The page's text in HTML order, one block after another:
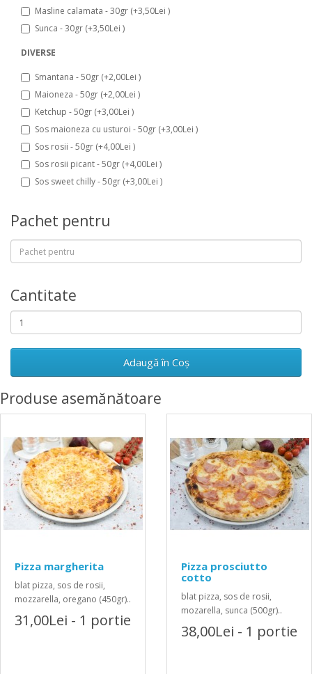
Masline calamata - 30gr (+3,50Lei )
Sunca - 30gr (+3,50Lei )
DIVERSE
Smantana - 50gr (+2,00Lei )
Maioneza - 50gr (+2,00Lei )
Ketchup - 50gr (+3,00Lei )
Sos maioneza cu usturoi - 50gr (+3,00Lei )
Sos rosii - 50gr (+4,00Lei )
Sos rosii picant - 50gr (+4,00Lei )
Sos sweet chilly - 50gr (+3,00Lei )
Pachet pentru
Cantitate
Adaugă în Coş
Produse asemănătoare
Pizza margherita
blat pizza, sos de rosii,
mozzarella, oregano (450gr)..
31,00Lei - 1 portie
Pizza prosciutto
cotto
blat pizza, sos de rosii,
mozarella, sunca (500gr)..
38,00Lei - 1 portie